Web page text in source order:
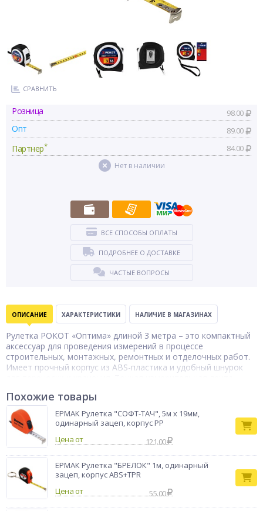
СРАВНИТЬ
Розница 98.00
Опт 89.00
Партнер* 84.00
Нет в наличии
ВСЕ СПОСОБЫ ОПЛАТЫ
ПОДРОБНЕЕ О ДОСТАВКЕ
ЧАСТЫЕ ВОПРОСЫ
ОПИСАНИЕ ХАРАКТЕРИСТИКИ НАЛИЧИЕ В МАГАЗИНАХ
Рулетка РОКОТ «Оптима» длиной 3 метра – это компактный
аксессуар для проведения измерений в процессе
строительных, монтажных, ремонтных и отделочных работ.
Имеет прочный корпус из ABS-пластика и удобный шнурок
имеет защитное покрытие, которое исключает образование
ржавчины, а также имеет яркий желтый цвет, который
контрастирует с числовой шкалой, благодаря чему
измерения хорошо просматриваются. Механизм «автостоп»
активируется нажатием на кнопку и позволяет
Тип товара
Рулетка
Бренд
РОКОТ
Похожие товары
ЕРМАК Рулетка "СОФТ-ТАЧ", 5м х 19мм,
одинарный зацеп, корпус PP
Цена от
121.00
ЕРМАК Рулетка "БРЕЛОК" 1м, одинарный
зацеп, корпус ABS+TPR
Цена от
55.00